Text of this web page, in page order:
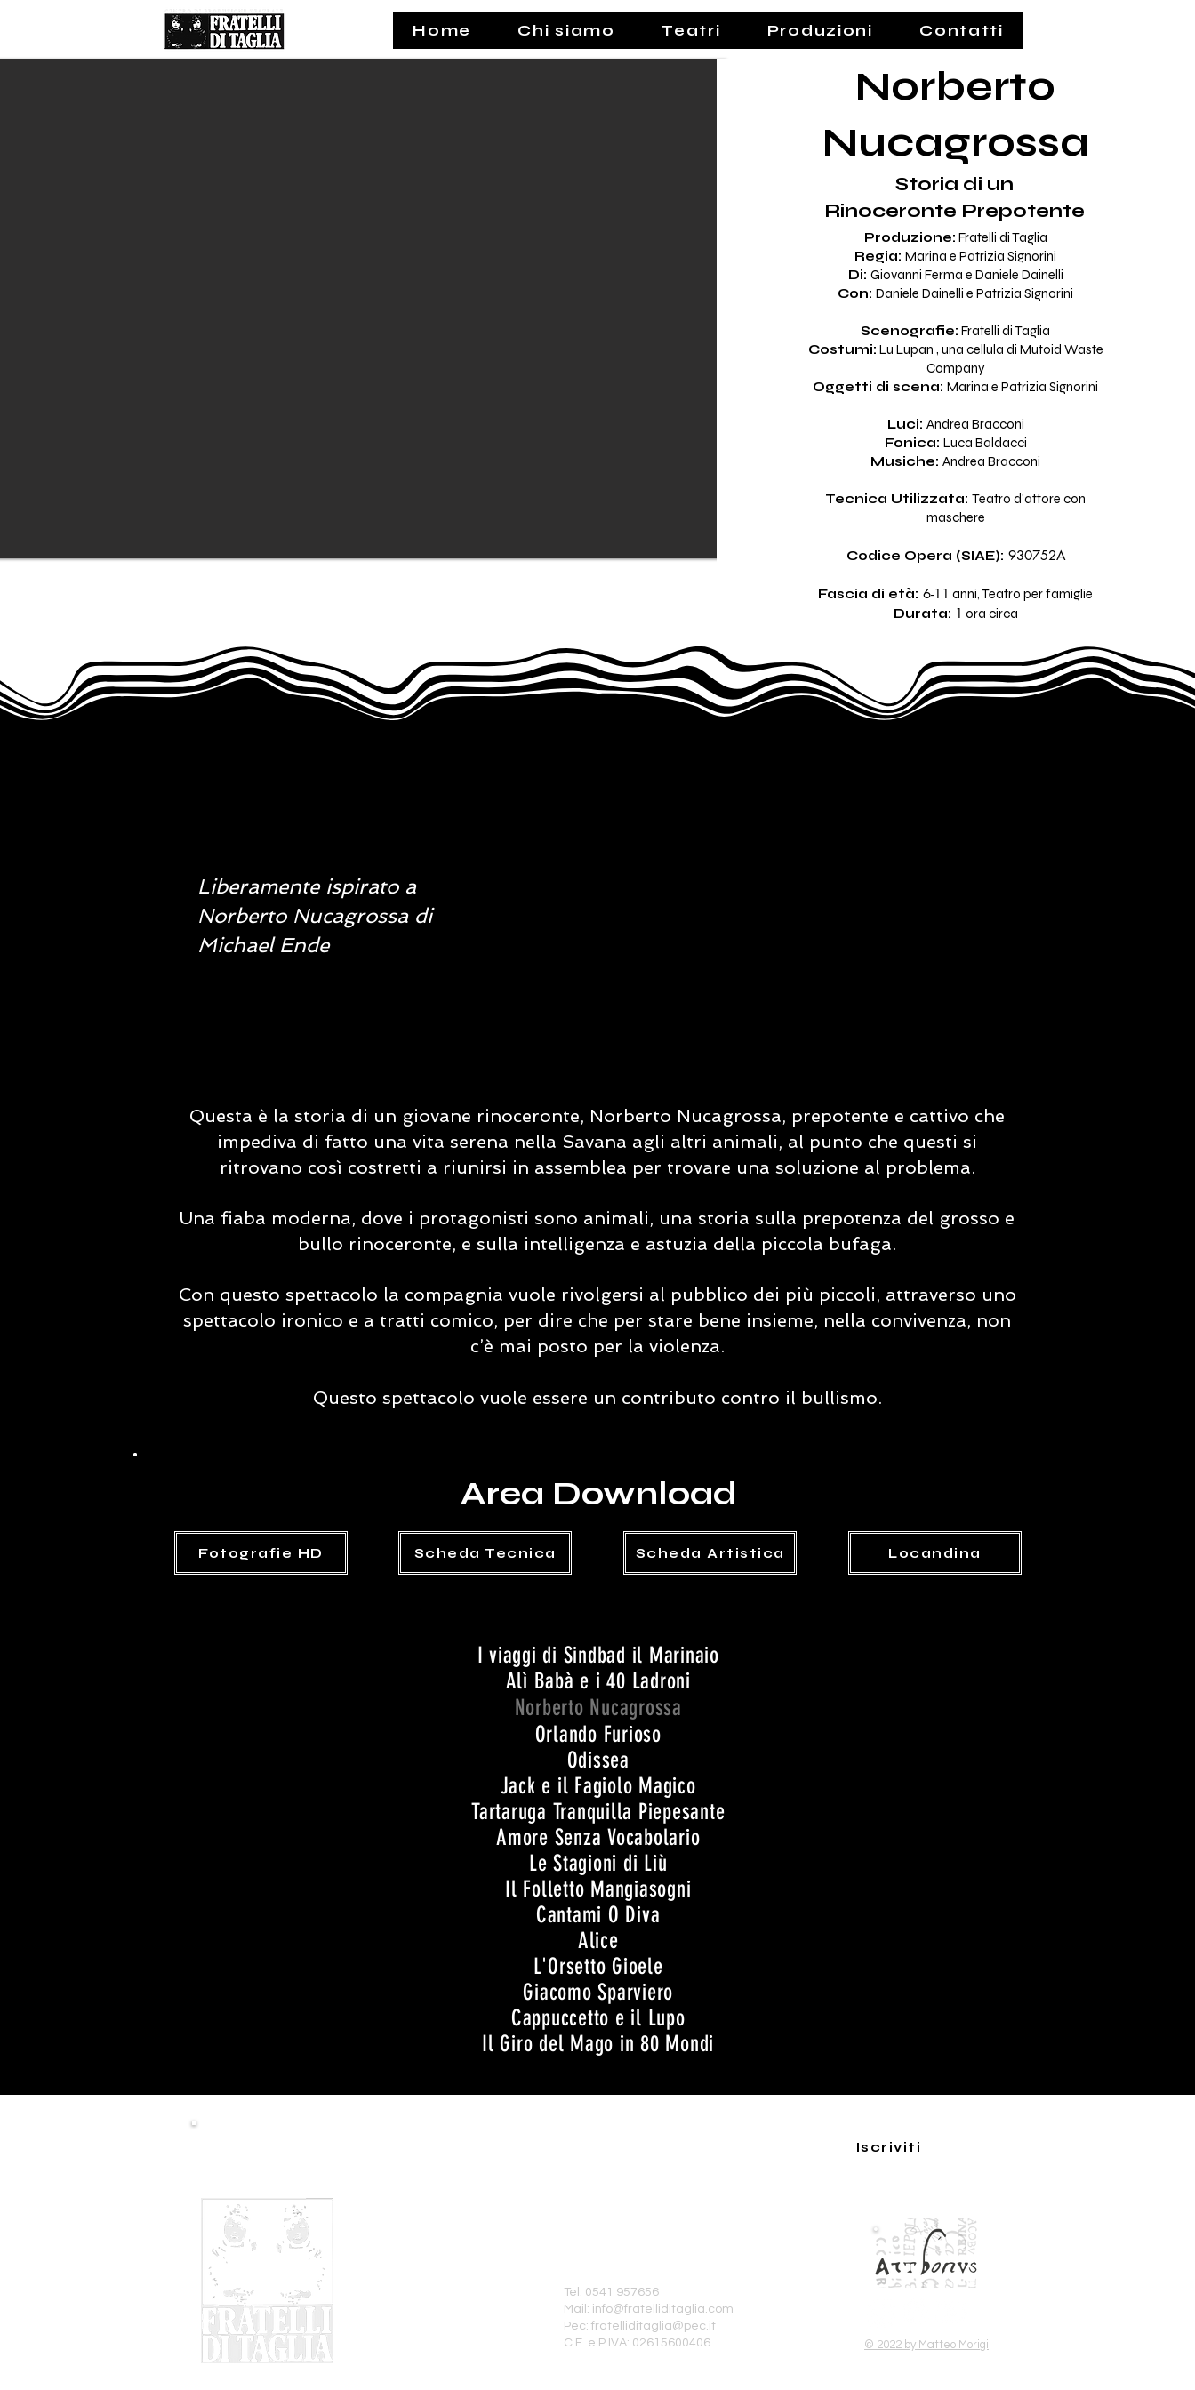
Home Chi siamo Teatri Produzioni Contatti
Liberamente ispirato a
Norberto Nucagrossa di
Michael Ende
Norberto Nucagrossa
Storia di un Rinoceronte Prepotente
Norberto
Nucagrossa
Storia di un
Rinoceronte Prepotente
Produzione: Fratelli di Taglia
Regia:Marina e Patrizia Signorini
Di: Giovanni Ferma e Daniele Dainelli
Con:Daniele Dainelli e Patrizia Signorini
Scenografie: Fratelli di Taglia
Costumi: Lu Lupan , una cellula di Mutoid Waste
Company
Oggetti di scena:Marina e Patrizia Signorini
Luci: Andrea Bracconi
Fonica: Luca Baldacci
Musiche:Andrea Bracconi
Tecnica Utilizzata:Teatro d'attore con
maschere
Codice Opera (SIAE): 930752A
Fascia di età: 6-11 anni, Teatro per famiglie
Durata: 1 ora circa
Questa è la storia di un giovane rinoceronte, Norberto Nucagrossa, prepotente e cattivo che
impediva di fatto una vita serena nella Savana agli altri animali, al punto che questi si
ritrovano così costretti a riunirsi in assemblea per trovare una soluzione al problema.
Una fiaba moderna, dove i protagonisti sono animali, una storia sulla prepotenza del grosso e
bullo rinoceronte, e sulla intelligenza e astuzia della piccola bufaga.
Con questo spettacolo la compagnia vuole rivolgersi al pubblico dei più piccoli, attraverso uno
spettacolo ironico e a tratti comico, per dire che per stare bene insieme, nella convivenza, non
c’è mai posto per la violenza.
Questo spettacolo vuole essere un contributo contro il bullismo.
Area Download
Fotografie HD Scheda Tecnica Scheda Artistica Locandina
I viaggi di Sindbad il Marinaio
Alì Babà e i 40 Ladroni
Norberto Nucagrossa
Orlando Furioso
Odissea
Jack e il Fagiolo Magico
Tartaruga Tranquilla Piepesante
Amore Senza Vocabolario
Le Stagioni di Liù
Il Folletto Mangiasogni
Cantami O Diva
Alice
L'Orsetto Gioele
Giacomo Sparviero
Cappuccetto e il Lupo
Il Giro del Mago in 80 Mondi
Iscriviti
Tel. 0541 957656
Mail: info@fratelliditaglia.com
Pec: fratelliditaglia@pec.it
C.F. e P.IVA: 02615600406
© 2022 by Matteo Morigi